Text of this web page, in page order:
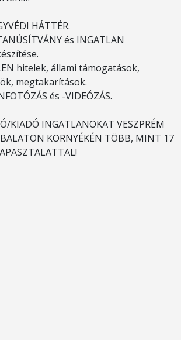
HÁTTÉR.
és INGATLAN
hitelek, állami támogatások,
megtakarítások.
és -VIDEÓZÁS.
KIADÓ INGATLANOKAT VESZPRÉM
BALATON KÖRNYÉKÉN TÖBB, MINT 17